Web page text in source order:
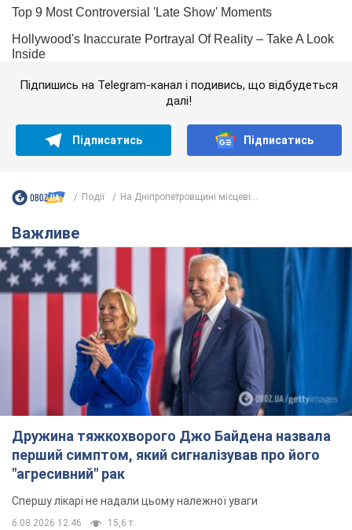
Підпишись на Telegram-канал і подивись, що відбудеться
далі!
Підписатись Підписатись
Події На Дніпропетровщині місцеві...
Важливе
Дружина тяжкохворого Джо Байдена назвала
перший симптом, який сигналізував про його
"агресивний" рак
Спершу лікарі не надали цьому належної уваги
6.08.2026 12:46 15,6 т.